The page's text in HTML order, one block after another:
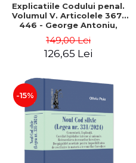
Explicatiile Codului penal.
Volumul V. Articolele 367-
446 - George Antoniu,
Brutaru, Mirela Gorunescu
149,00 Lei
126,65 Lei
-15%